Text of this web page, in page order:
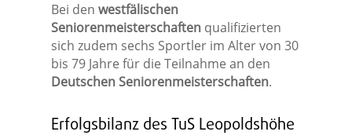
Bei den westfälischen
Seniorenmeisterschaftenqualifizierten
sich zudem sechs Sportler im Alter von 30
bis 79 Jahre für die Teilnahme an den
Deutschen Seniorenmeisterschaften.
Erfolgsbilanz des TuS Leopoldshöhe